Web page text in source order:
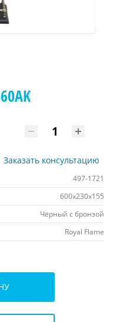
Заказать консультацию
497-1721
600х230х155
Чёрный с бронзой
Royal Flame